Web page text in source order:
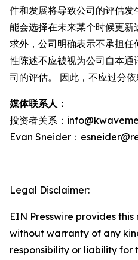
件和发展将导致公司的评估
能会选择在未来某个时候更
求外，公司明确表示不承担
性陈述不应被视为公司自本
司的评估。 因此，不应过分依
媒体联系人：
投资者关系：
Evan Sneider：
Legal Disclaimer:
EIN Presswire provides
without warranty of any
responsibility or liability for